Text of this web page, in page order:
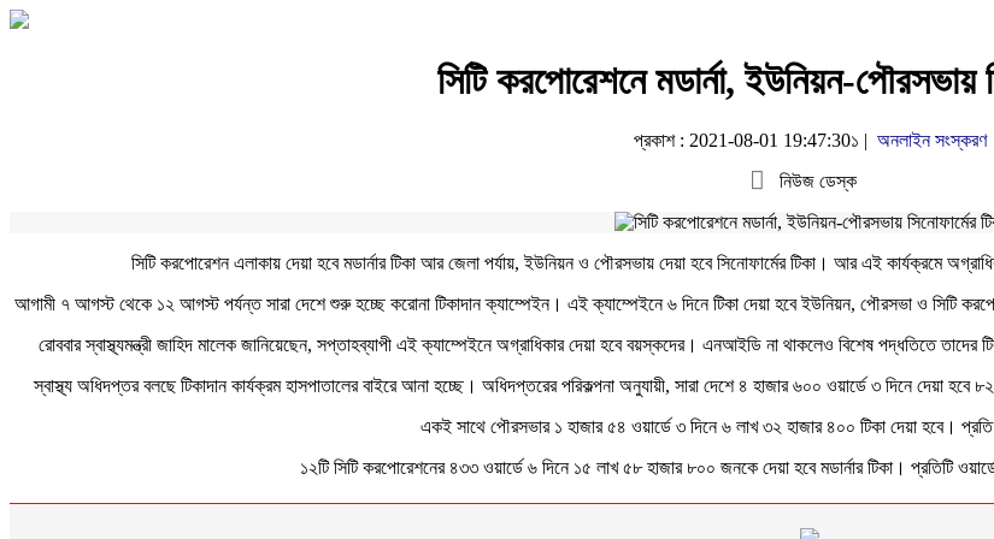
সিটি করপোরেশনে মডার্না, ইউনিয়ন-পৌরসভায়
প্রকাশ : 2021-08-01 19:47:30১ | অনলাইন সংস্করণ
নিউজ ডেস্ক
সিটি করপোরেশন এলাকায় দেয়া হবে মডার্নার টিকা আর জেলা পর্যায়, ইউনিয়ন ও পৌরসভায় দেয়া হবে সিনোফার্মের টিকা। আর এই কার্যক্রমে
আগামী ৭ আগস্ট থেকে ১২ আগস্ট পর্যন্ত সারা দেশে শুরু হচ্ছে করোনা টিকাদান ক্যাম্পেইন। এই ক্যাম্পেইনে ৬ দিনে টিকা দেয়া হবে ইউনিয়ন, পৌরসভা ও সিটি
রোববার স্বাস্থ্যমন্ত্রী জাহিদ মালেক জানিয়েছেন, সপ্তাহব্যাপী এই ক্যাম্পেইনে অগ্রাধিকার দেয়া হবে বয়স্কদের। এনআইডি না থাকলেও বিশেষ পদ্ধতিতে তাদের
স্বাস্থ্য অধিদপ্তর বলছে টিকাদান কার্যক্রম হাসপাতালের বাইরে আনা হচ্ছে। অধিদপ্তরের পরিকল্পনা অনুযায়ী, সারা দেশে ৪ হাজার ৬০০ ওয়ার্ডে ৩ দিনে দেয়া হবে
একই সাথে পৌরসভার ১ হাজার ৫৪ ওয়ার্ডে ৩ দিনে ৬ লাখ ৩২ হাজার ৪০০ টিকা দেয়া হবে। প্রতি
১২টি সিটি করপোরেশনের ৪৩৩ ওয়ার্ডে ৬ দিনে ১৫ লাখ ৫৮ হাজার ৮০০ জনকে দেয়া হবে মডার্নার টিকা। প্রতিটি